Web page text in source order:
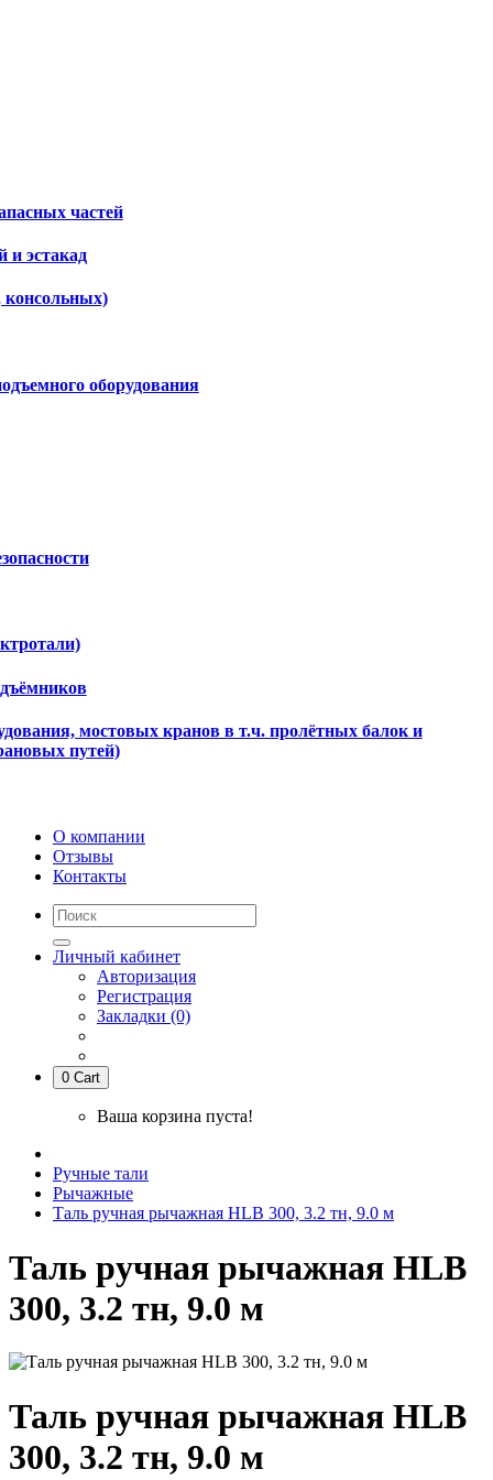
частей
и эстакад
консольных)
оборудования
мостовых кранов в т.ч. пролётных балок и
путей)
О компании
Отзывы
Контакты
Личный кабинет
Авторизация
Регистрация
Закладки (0)
0 Cart
Ваша корзина пуста!
Ручные тали
Рычажные
Таль ручная рычажная HLB 300, 3.2 тн, 9.0 м
Таль ручная рычажная HLB
300, 3.2 тн, 9.0 м
Таль ручная рычажная HLB
300, 3.2 тн, 9.0 м